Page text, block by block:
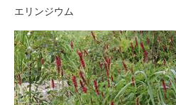
エリンジウム